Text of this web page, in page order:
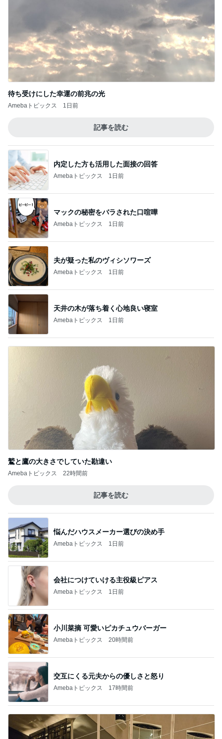
待ち受けにした幸運の前兆の光
Amebaトピックス 1日前
記事を読む
内定した方も活用した面接の回答
Amebaトピックス 1日前
マックの秘密をバラされた口喧嘩
Amebaトピックス 1日前
夫が疑った私のヴィシソワーズ
Amebaトピックス 1日前
天井の木が落ち着く心地良い寝室
Amebaトピックス 1日前
鷲と鷹の大きさでしていた勘違い
Amebaトピックス 22時間前
記事を読む
悩んだハウスメーカー選びの決め手
Amebaトピックス 1日前
会社につけていける主役級ピアス
Amebaトピックス 1日前
小川菜摘 可愛いピカチュウバーガー
Amebaトピックス 20時間前
交互にくる元夫からの優しさと怒り
Amebaトピックス 17時間前